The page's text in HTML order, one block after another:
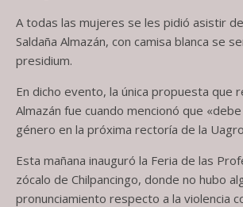
A todas las mujeres se les pidió asistir
Saldaña Almazán, con camisa blanca se
presidium.
En dicho evento, la única propuesta que
Almazán fue cuando mencionó que
género en la próxima rectoría de la
Esta mañana inauguró la Feria de las
zócalo de Chilpancingo, donde no hubo
pronunciamiento respecto a la violencia